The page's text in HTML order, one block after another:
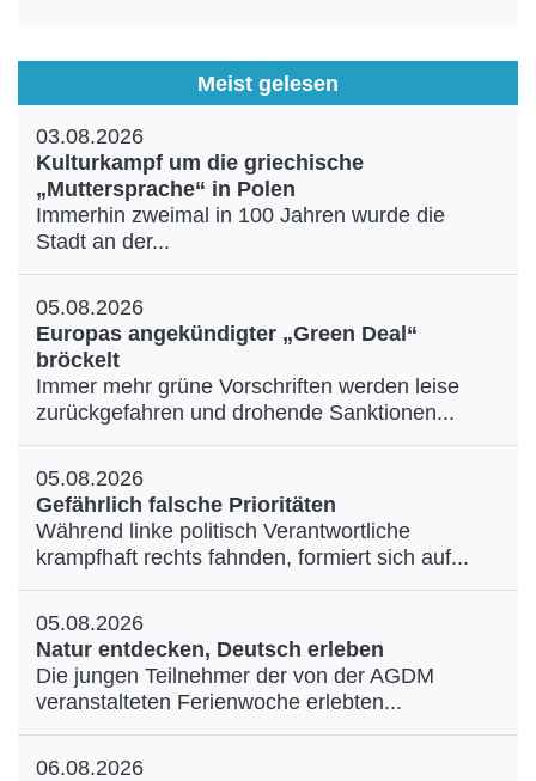
Meist gelesen
03.08.2026
Kulturkampf um die griechische
„Muttersprache“ in Polen
Immerhin zweimal in 100 Jahren wurde die
Stadt an der...
05.08.2026
Europas angekündigter „Green Deal“
bröckelt
Immer mehr grüne Vorschriften werden leise
zurückgefahren und drohende Sanktionen...
05.08.2026
Gefährlich falsche Prioritäten
Während linke politisch Verantwortliche
krampfhaft rechts fahnden, formiert sich auf...
05.08.2026
Natur entdecken, Deutsch erleben
Die jungen Teilnehmer der von der AGDM
veranstalteten Ferienwoche erlebten...
06.08.2026